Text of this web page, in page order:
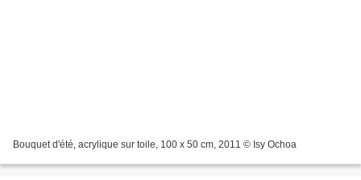
Bouquet d'été, acrylique sur toile, 100 x 50 cm, 2011 © Isy Ochoa